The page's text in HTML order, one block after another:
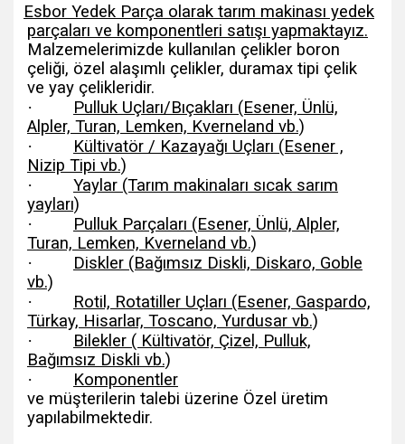
Esbor Yedek Parça olarak tarım makinası yedek
parçaları ve komponentleri satışı yapmaktayız.
Malzemelerimizde kullanılan çelikler boron
çeliği, özel alaşımlı çelikler, duramax tipi çelik
ve yay çelikleridir.
·
Pulluk Uçları/Bıçakları (Esener, Ünlü,
Alpler, Turan, Lemken, Kverneland vb.)
·
Kültivatör / Kazayağı Uçları (Esener ,
Nizip Tipi vb.)
·
Yaylar (Tarım makinaları sıcak sarım
yayları)
·
Pulluk Parçaları (Esener, Ünlü, Alpler,
Turan, Lemken, Kverneland vb.)
·
Diskler (Bağımsız Diskli, Diskaro, Goble
vb.)
·
Rotil, Rotatiller Uçları (Esener, Gaspardo,
Türkay, Hisarlar, Toscano, Yurdusar vb.)
·
Bilekler ( Kültivatör, Çizel, Pulluk,
Bağımsız Diskli vb.)
·
Komponentler
ve müşterilerin talebi üzerine Özel üretim
yapılabilmektedir.